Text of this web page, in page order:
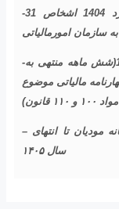
-31 شهریور مهلت ارسال اظهارنامه مالیاتی عملکرد 1404 اشخاص
سازمان امورمالیاتی
-مهلت بارگذاری دفاتر الکترونیکی سال مالی 1404(شش ماهه منتهی به
مالیاتی موضوع
مواد ۱۰۰ و ۱۱۰ قانون)
– تمدید مهلت بخشودگی جرائم ۱۰۰ درصدی سامانه مودیان تا انتهای
سال ۱۴۰۵